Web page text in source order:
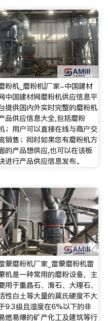
粉机_磨粉机|厂家-中国建材
中国建材网磨粉机供应信息平
提供国内外实时完整的磨粉机
品供应信息大全,包括磨粉
；用户可以直接在线与商户交
销售；同时如果您有磨粉机方
的产品想供应,也可以在该板
进行产品供应信息发布。
蒙磨粉机厂家_雷蒙磨粉机雷
机是一种常用的磨粉设备，主
用于重晶石、滑石、大理石、
性白土等大量的莫氏硬度不大
9.3级且湿度在6%以下的非
燃易爆的矿产化工及建筑等行